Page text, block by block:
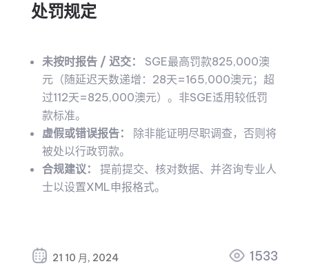
处罚规定
未按时报告 / 迟交：
SGE最高罚款825,000澳
元（随延迟天数递增：28天=165,000澳元；超
过112天=825,000澳元）。非SGE适用较低罚
款标准。
虚假或错误报告：
除非能证明尽职调查，否则将
被处以行政罚款。
合规建议：
提前提交、核对数据、并咨询专业人
士以设置XML申报格式。
21 10 月, 2024 1533